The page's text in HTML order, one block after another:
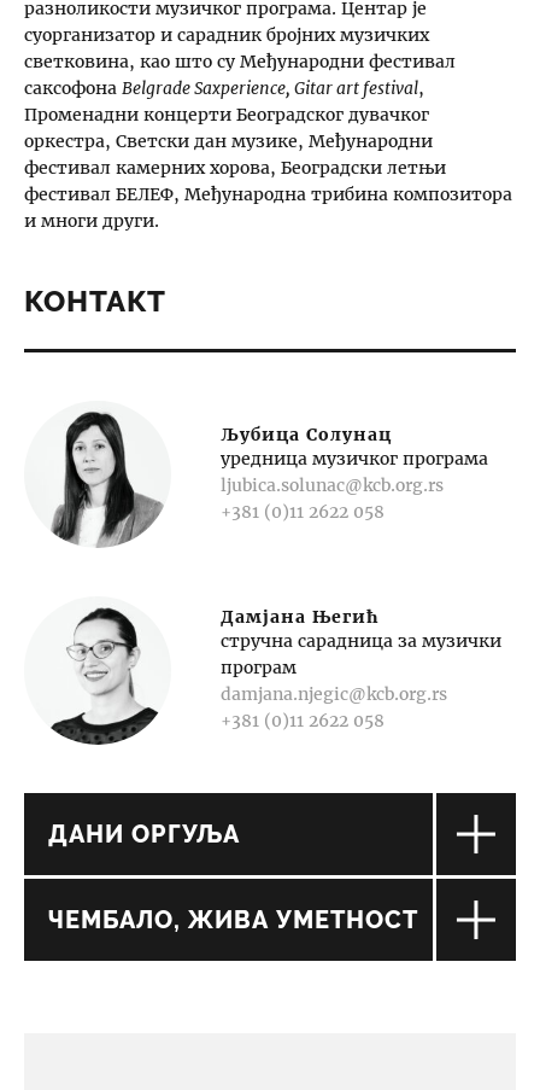
разноликости музичког програма. Центар је
суорганизатор и сарадник бројних музичких
светковина, као што су Међународни фестивал
саксофона Belgrade Saxperience, Gitar art festival,
Променадни концерти Београдског дувачког
оркестра, Светски дан музике, Међународни
фестивал камерних хорова, Београдски летњи
фестивал БЕЛЕФ, Међународна трибина композитора
и многи други.
КОНТАКТ
Љубица Солунац
уредница музичког програма
ljubica.solunac@kcb.org.rs
+381 (0)11 2622 058
Дамјана Његић
стручна сарадница за музички
програм
damjana.njegic@kcb.org.rs
+381 (0)11 2622 058
ДАНИ ОРГУЉА
ЧЕМБАЛО, ЖИВА УМЕТНОСТ